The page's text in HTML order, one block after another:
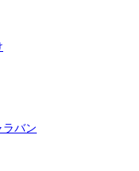
ラバン